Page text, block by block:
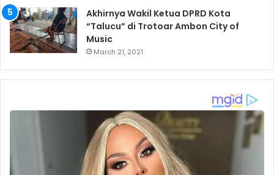
Akhirnya Wakil Ketua DPRD Kota
“Talucu” di Trotoar Ambon City of
Music
March 21, 2021